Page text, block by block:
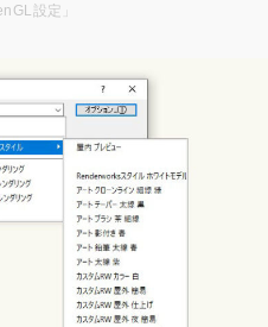
設定」